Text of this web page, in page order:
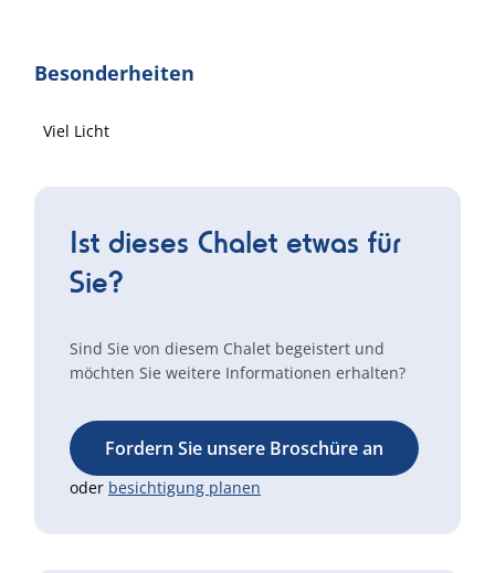
Besonderheiten
Viel Licht
Ist dieses Chalet etwas für
Sie?
Sind Sie von diesem Chalet begeistert und
möchten Sie weitere Informationen erhalten?
Fordern Sie unsere Broschüre an
oder besichtigung planen